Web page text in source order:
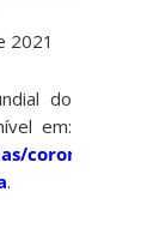
2021
do
em:
coronavirus-
.